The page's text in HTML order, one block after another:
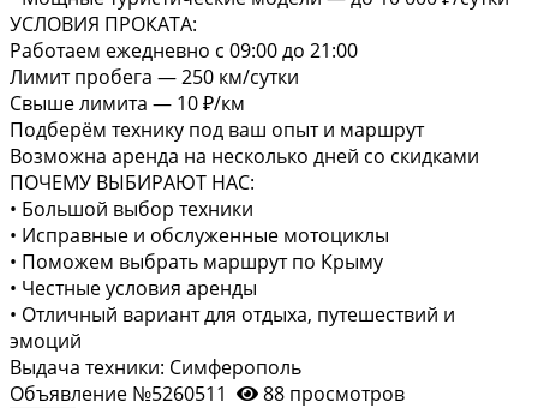
УСЛОВИЯ ПРОКАТА:
Работаем ежедневно с 09:00 до 21:00
Лимит пробега — 250 км/сутки
Свыше лимита — 10 ₽/км
Подберём технику под ваш опыт и маршрут
Возможна аренда на несколько дней со скидками
ПОЧЕМУ ВЫБИРАЮТ НАС:
• Большой выбор техники
• Исправные и обслуженные мотоциклы
• Поможем выбрать маршрут по Крыму
• Честные условия аренды
• Отличный вариант для отдыха, путешествий и
эмоций
Выдача техники: Симферополь
Объявление №5260511
88 просмотров